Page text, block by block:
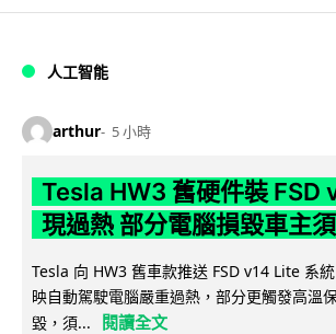
人工智能
arthur 5 小時
Tesla HW3 舊硬件裝 FSD
現過熱 部分電腦損毀車主
Tesla 向 HW3 舊車款推送 FSD v14 Lite 系
映自動駕駛電腦嚴重過熱，部分更觸發高溫
毀，須...
閱讀全文